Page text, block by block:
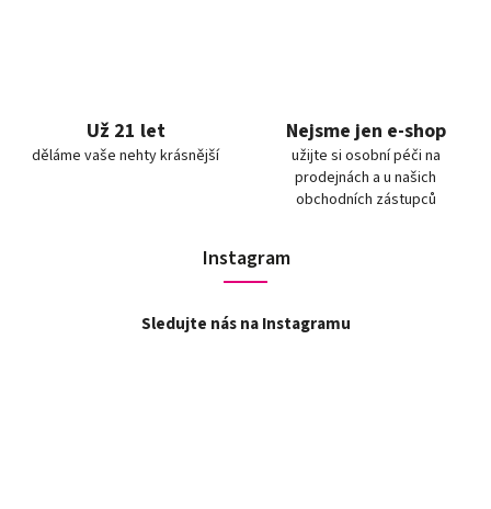
Už 21 let
děláme vaše nehty krásnější
Nejsme jen e-shop
užijte si osobní péči na
prodejnách a u našich
obchodních zástupců
Instagram
Sledujte nás na Instagramu